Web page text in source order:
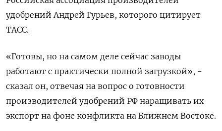
удобрений Андрей Гурьев, которого цитирует
ТАСС.
«Готовы, но на самом деле сейчас заводы
работают с практически ​полной загрузкой», -
сказал он, ​отвечая на ​вопрос о готовности
⁠производителей удобрений РФ наращивать их
экспорт на фоне ‌конфликта на Ближнем Востоке.